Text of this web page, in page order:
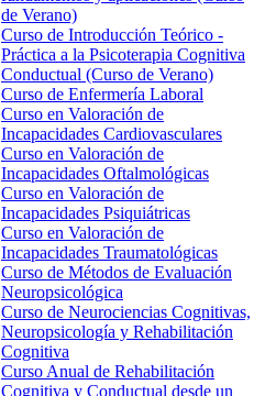
de Verano)
Curso de Introducción Teórico -
Práctica a la Psicoterapia Cognitiva
Conductual (Curso de Verano)
Curso de Enfermería Laboral
Curso en Valoración de
Incapacidades Cardiovasculares
Curso en Valoración de
Incapacidades Oftalmológicas
Curso en Valoración de
Incapacidades Psiquiátricas
Curso en Valoración de
Incapacidades Traumatológicas
Curso de Métodos de Evaluación
Neuropsicológica
Curso de Neurociencias Cognitivas,
Neuropsicología y Rehabilitación
Cognitiva
Curso Anual de Rehabilitación
Cognitiva y Conductual desde un